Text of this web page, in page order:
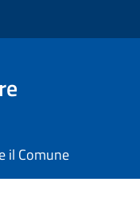
il Comune